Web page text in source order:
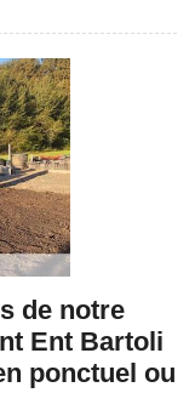
de notre
Ent Bartoli
ponctuel ou